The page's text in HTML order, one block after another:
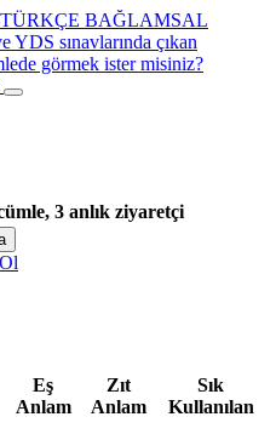
3 anlık ziyaretçi
Eş
Anlam
Zıt
Anlam
Sık
Kullanılan